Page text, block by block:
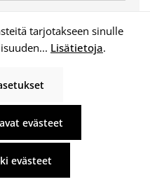
Prinzip?
tarjotakseen sinulle
Lisätietoja.
evästeet
evästeet